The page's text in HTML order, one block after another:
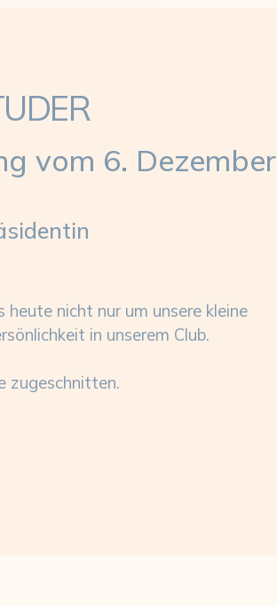
vom 6. Dezember
nicht nur um unsere kleine
in unserem Club.
zugeschnitten.